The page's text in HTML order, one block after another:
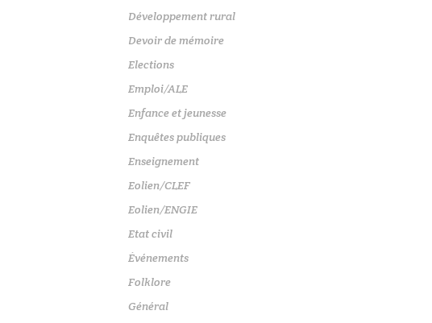
Développement rural
Devoir de mémoire
Elections
Emploi/ALE
Enfance et jeunesse
Enquêtes publiques
Enseignement
Eolien/CLEF
Eolien/ENGIE
Etat civil
Événements
Folklore
Général